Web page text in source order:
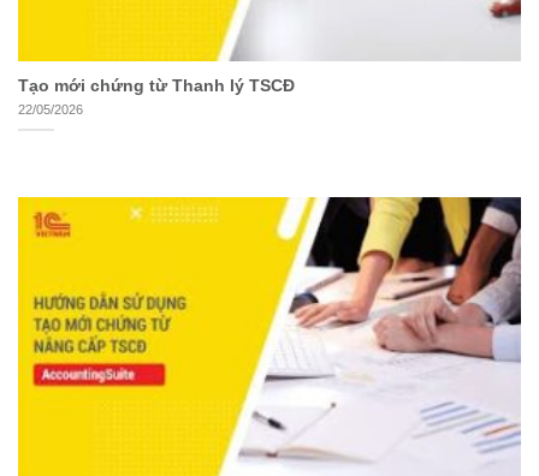
Tạo mới chứng từ Thanh lý TSCĐ
22/05/2026